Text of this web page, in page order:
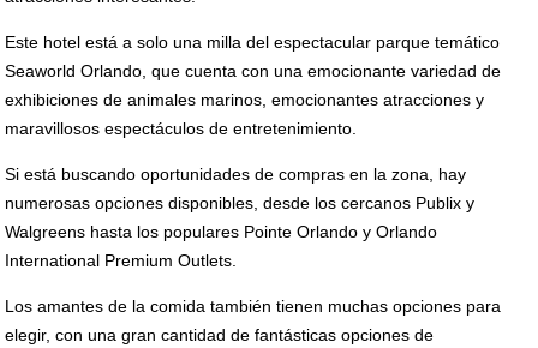
Este hotel está a solo una milla del espectacular parque temático
Seaworld Orlando, que cuenta con una emocionante variedad de
exhibiciones de animales marinos, emocionantes atracciones y
maravillosos espectáculos de entretenimiento.
Si está buscando oportunidades de compras en la zona, hay
numerosas opciones disponibles, desde los cercanos Publix y
Walgreens hasta los populares Pointe Orlando y Orlando
International Premium Outlets.
Los amantes de la comida también tienen muchas opciones para
elegir, con una gran cantidad de fantásticas opciones de